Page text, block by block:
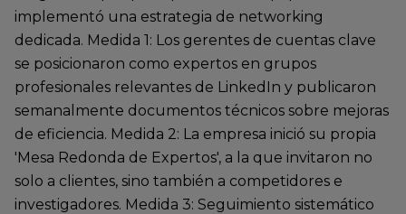
implementó una estrategia de networking
dedicada. Medida 1: Los gerentes de cuentas clave
se posicionaron como expertos en grupos
profesionales relevantes de LinkedIn y publicaron
semanalmente documentos técnicos sobre mejoras
de eficiencia. Medida 2: La empresa inició su propia
'Mesa Redonda de Expertos', a la que invitaron no
solo a clientes, sino también a competidores e
investigadores. Medida 3: Seguimiento sistemático